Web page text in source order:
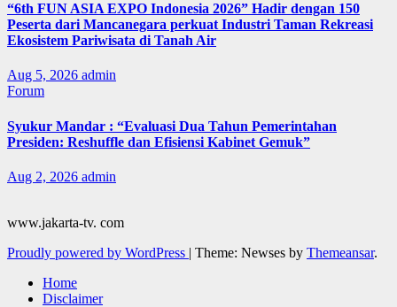
“6th FUN ASIA EXPO Indonesia 2026” Hadir dengan 150
Peserta dari Mancanegara perkuat Industri Taman Rekreasi
Ekosistem Pariwisata di Tanah Air
Aug 5, 2026 admin
Forum
Syukur Mandar : “Evaluasi Dua Tahun Pemerintahan
Presiden: Reshuffle dan Efisiensi Kabinet Gemuk”
Aug 2, 2026 admin
www.jakarta-tv. com
Proudly powered by WordPress | Theme: Newses by Themeansar.
Home
Disclaimer